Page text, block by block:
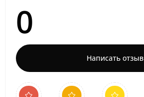
0
Написать отзыв